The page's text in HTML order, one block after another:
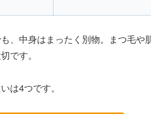
、中身はまったく別物。まつ毛や
です。
は4つです。